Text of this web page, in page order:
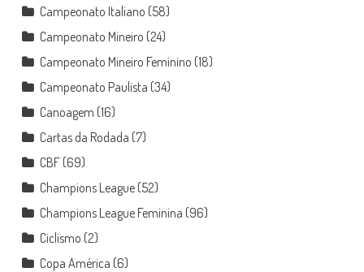
Campeonato Italiano (58)
Campeonato Mineiro (24)
Campeonato Mineiro Feminino (18)
Campeonato Paulista (34)
Canoagem (16)
Cartas da Rodada (7)
CBF(69)
Champions League(52)
Champions League Feminina (96)
Ciclismo (2)
Copa América (6)